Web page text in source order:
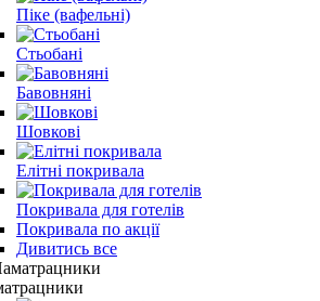
Піке (вафельні)
Стьобані
Бавовняні
Шовкові
Елітні покривала
Покривала для готелів
Покривала по акції
Дивитись все